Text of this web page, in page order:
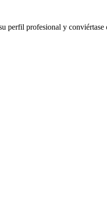
perfil profesional y